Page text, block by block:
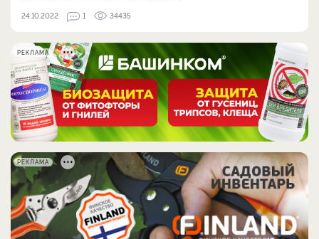
24.10.2022 1 34435
РЕКЛАМА
РЕКЛАМА